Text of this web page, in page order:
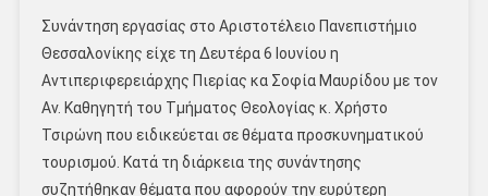
Συνάντηση εργασίας στο Αριστοτέλειο Πανεπιστήμιο
Θεσσαλονίκης είχε τη Δευτέρα 6 Ιουνίου η
Αντιπεριφερειάρχης Πιερίας κα Σοφία Μαυρίδου με τον
Αν. Καθηγητή του Τμήματος Θεολογίας κ. Χρήστο
Τσιρώνη που ειδικεύεται σε θέματα προσκυνηματικού
τουρισμού. Κατά τη διάρκεια της συνάντησης
συζητήθηκαν θέματα που αφορούν την ευρύτερη